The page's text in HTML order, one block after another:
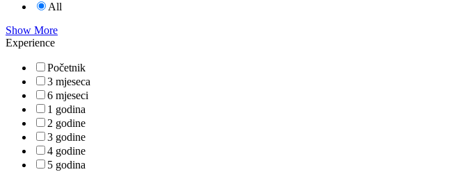
All
Show More
Experience
Početnik
3 mjeseca
6 mjeseci
1 godina
2 godine
3 godine
4 godine
5 godina